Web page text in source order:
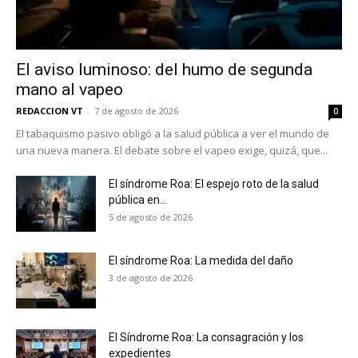
El aviso luminoso: del humo de segunda
mano al vapeo
REDACCION VT - 7 de agosto de 2026 0
El tabaquismo pasivo obligó a la salud pública a ver el mundo de
una nueva manera. El debate sobre el vapeo exige, quizá, que...
El síndrome Roa: El espejo roto de la salud
pública en...
5 de agosto de 2026
El síndrome Roa: La medida del daño
3 de agosto de 2026
El Síndrome Roa: La consagración y los
expedientes